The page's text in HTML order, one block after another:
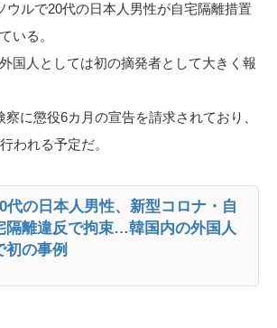
ウルで20代の日本人男性が自宅隔離措置
いる。
国人としては初の摘発者として大きく報
に懲役6カ月の宣告を請求されており、
われる予定だ。
代の日本人男性、新型コロナ・自
隔離違反で拘束…韓国内の外国人
初の事例